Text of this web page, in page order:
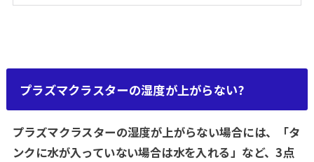
プラズマクラスターの湿度が上がらない?
プラズマクラスターの湿度が上がらない場合には、「タ
ンクに水が入っていない場合は水を入れる」など、3点